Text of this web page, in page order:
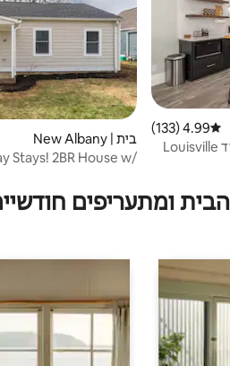
דירוג ממוצע של 4.99 מתוך 5, 133 ביקורות
4.99 (133)
Luxury 1BR Apt w King Bed ליד Louisville
בית | New Albany
Stays! 2BR House w/
ומתעריפים